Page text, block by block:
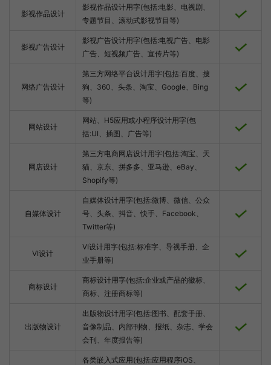
影视作品设计
影视作品设计用字(包括:电影、电视剧、
专题节目、滚动式影视节目等)
影视广告设计
影视广告设计用字(包括:电视广告、电影
广告、短视频广告、宣传片等)
网络广告设计
第三方网络平台设计用字(包括:百度、搜
狗、360、头条、淘宝、Google、Bing
等)
网站设计
网站、H5应用或小程序设计用字(包
括:UI、插图、广告等)
网店设计
第三方电商网店设计用字(包括:淘宝、天
猫、京东、拼多多、亚马逊、eBay、
Shopify等)
自媒体设计
自媒体设计用字(包括:微博、微信、公众
号、头条、抖音、快手、Facebook、
Twitter等)
VI设计
VI设计用字(包括:标准字、导视手册、企
业手册等)
商标设计
商标设计用字(包括:企业或产品的徽标、
商标、注册商标等)
出版物设计
出版物设计用字(包括:图书、配套手册、
音像制品、内部刊物、报纸、杂志、学会
会刊、年度报告等)
各类嵌入式应用(包括:应用程序iOS、